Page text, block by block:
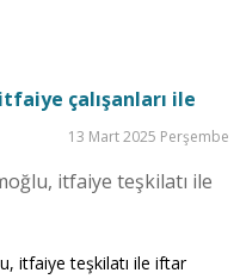
çalışanları ile
13 Mart 2025 Perşembe
itfaiye teşkilatı ile
itfaiye teşkilatı ile iftar